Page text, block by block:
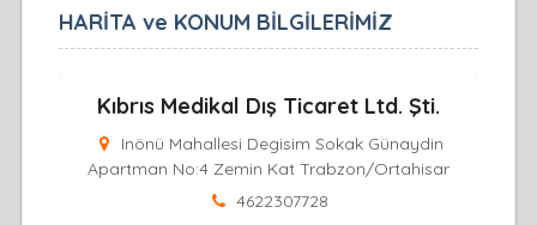
HARİTA ve KONUM BİLGİLERİMİZ
Kıbrıs Medikal Dış Ticaret Ltd. Şti.
Inönü Mahallesi Degisim Sokak Günaydin
Apartman No:4 Zemin Kat Trabzon/Ortahisar
4622307728